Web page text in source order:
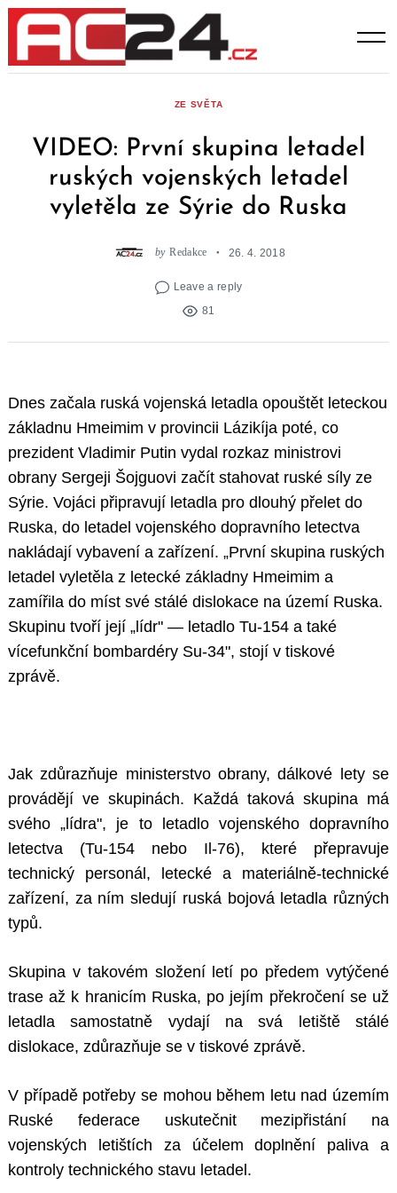
Skip
content
ZE SVĚTA
VIDEO: První skupina letadel
ruských vojenských letadel
vyletěla ze Sýrie do Ruska
by Redakce 26. 4. 2018
Leave a reply
81
Dnes začala ruská vojenská letadla opouštět leteckou
základnu Hmeimim v provincii Lázikíja poté, co
prezident Vladimir Putin vydal rozkaz ministrovi
obrany Sergeji Šojguovi začít stahovat ruské síly ze
Sýrie. Vojáci připravují letadla pro dlouhý přelet do
Ruska, do letadel vojenského dopravního letectva
nakládají vybavení a zařízení. „První skupina ruských
letadel vyletěla z letecké základny Hmeimim a
zamířila do míst své stálé dislokace na území Ruska.
Skupinu tvoří její „lídr" — letadlo Tu-154 a také
vícefunkční bombardéry Su-34", stojí v tiskové
zprávě.
Jak zdůrazňuje ministerstvo obrany, dálkové lety se
provádějí ve skupinách. Každá taková skupina má
svého „lídra", je to letadlo vojenského dopravního
letectva (Tu-154 nebo Il-76), které přepravuje
technický personál, letecké a materiálně-technické
zařízení, za ním sledují ruská bojová letadla různých
typů.
Skupina v takovém složení letí po předem vytýčené
trase až k hranicím Ruska, po jejím překročení se už
letadla samostatně vydají na svá letiště stálé
dislokace, zdůrazňuje se v tiskové zprávě.
V případě potřeby se mohou během letu nad územím
Ruské federace uskutečnit mezipřistání na
vojenských letištích za účelem doplnění paliva a
kontroly technického stavu letadel.